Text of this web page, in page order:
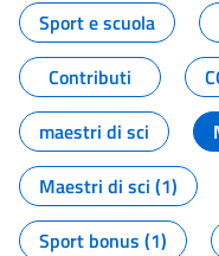
Sport e scuola
Contributi
maestri di sci
Maestri di sci (1)
Sport bonus (1)